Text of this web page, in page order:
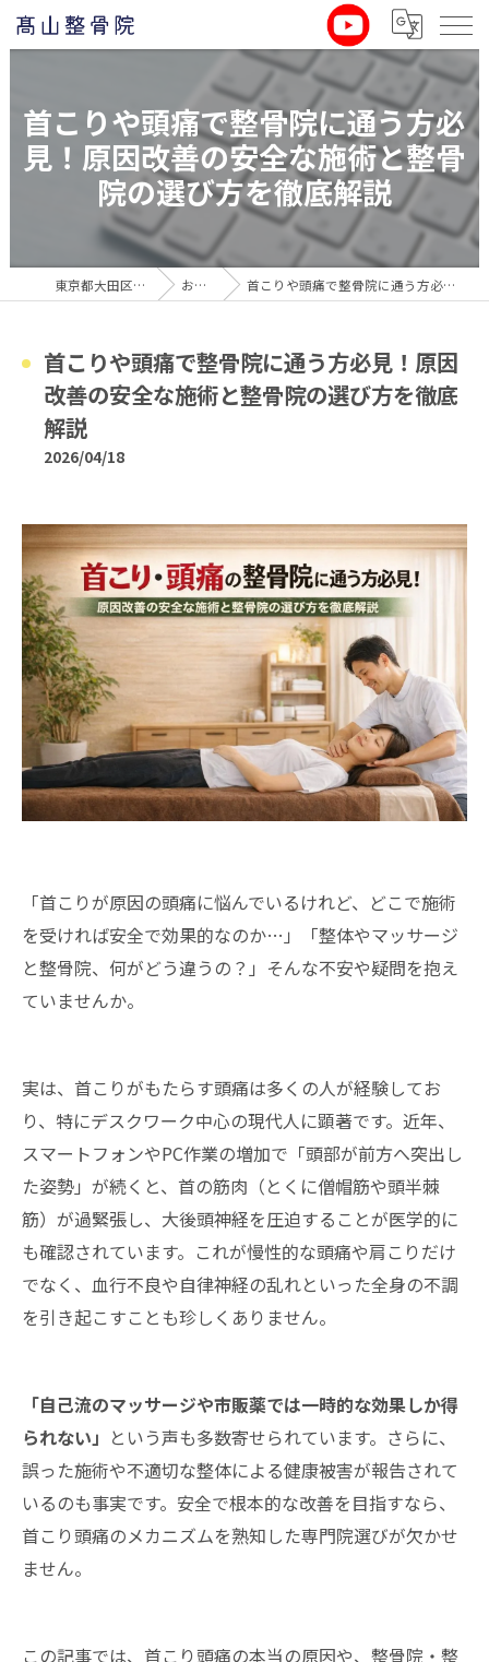
首こりや頭痛で整骨院に通う方必
見！原因改善の安全な施術と整骨
院の選び方を徹底解説
東京都大田区の整骨院なら髙山整骨院 お役立ち情報 首こりや頭痛で整骨院に通う方必見！原因改善の安全な施術と整骨院の選び方を徹底解説
首こりや頭痛で整骨院に通う方必見！原因
改善の安全な施術と整骨院の選び方を徹底
解説
2026/04/18
「首こりが原因の頭痛に悩んでいるけれど、どこで施術
を受ければ安全で効果的なのか…」「整体やマッサージ
と整骨院、何がどう違うの？」そんな不安や疑問を抱え
ていませんか。
実は、首こりがもたらす頭痛は多くの人が経験してお
り、特にデスクワーク中心の現代人に顕著です。近年、
スマートフォンやPC作業の増加で「頭部が前方へ突出し
た姿勢」が続くと、首の筋肉（とくに僧帽筋や頭半棘
筋）が過緊張し、大後頭神経を圧迫することが医学的に
も確認されています。これが慢性的な頭痛や肩こりだけ
でなく、血行不良や自律神経の乱れといった全身の不調
を引き起こすことも珍しくありません。
「自己流のマッサージや市販薬では一時的な効果しか得
られない」 という声も多数寄せられています。さらに、
誤った施術や不適切な整体による健康被害が報告されて
いるのも事実です。安全で根本的な改善を目指すなら、
首こり頭痛のメカニズムを熟知した専門院選びが欠かせ
ません。
この記事では、首こり頭痛の本当の原因や、整骨院・整